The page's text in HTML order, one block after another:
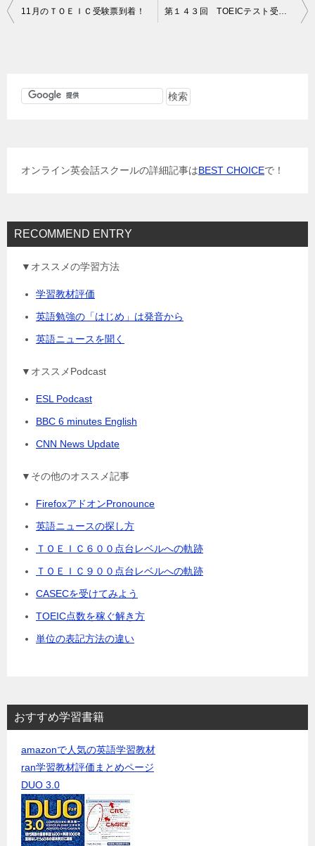
投
11月のＴＯＥＩＣ受験票到着！
オンライン英会話スクールの詳細記事はBEST CHOICEで！
RECOMMEND ENTRY
▼オススメの学習方法
学習教材評価
英語勉強の「はじめ」は発音から
英語ニュースを聞く
▼オススメPodcast
ESL Podcast
BBC 6 minutes English
CNN News Update
▼その他のオススメ記事
FirefoxアドオンPronounce
英語ニュースの探し方
ＴＯＥＩＣ６００点台レベルへの軌跡
ＴＯＥＩＣ９００点台レベルへの軌跡
CASECを受けてみよう
TOEIC点数を稼ぐ解き方
単位の表記方法の違い
おすすめ学習書籍
amazonで人気の英語学習教材
ran学習教材評価まとめページ
DUO 3.0